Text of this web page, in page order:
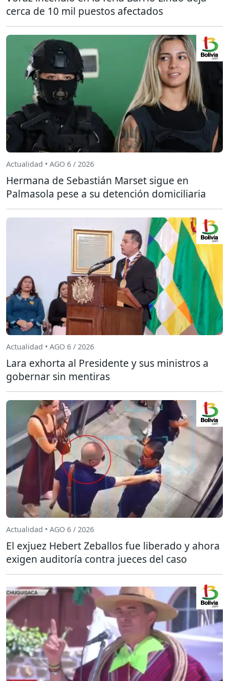
cerca de 10 mil puestos afectados
Actualidad • AGO 6 / 2026
Hermana de Sebastián Marset sigue en
Palmasola pese a su detención domiciliaria
Actualidad • AGO 6 / 2026
Lara exhorta al Presidente y sus ministros a
gobernar sin mentiras
Actualidad • AGO 6 / 2026
El exjuez Hebert Zeballos fue liberado y ahora
exigen auditoría contra jueces del caso